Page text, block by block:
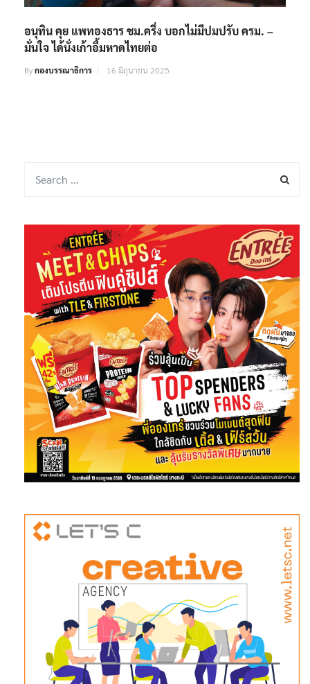
อนุทิน คุย แพทองธาร ชม.ครึ่ง บอกไม่มีปมปรับ ครม. –
มั่นใจ ได้นั่งเก้าอี้มหาดไทยต่อ
Byกองบรรณาธิการ 16 มิถุนายน 2025